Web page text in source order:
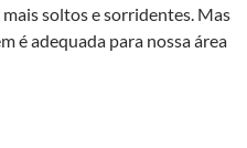
soltos e sorridentes. Mas
é adequada para nossa área